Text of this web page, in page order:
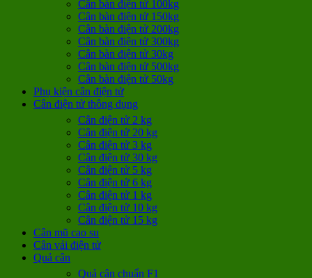
Cân bàn điện tử 100kg
Cân bàn điện tử 150kg
Cân bàn điện tử 200kg
Cân bàn điện tử 300kg
Cân bàn điện tử 30kg
Cân bàn điện tử 500kg
Cân bàn điện tử 50kg
Phụ kiện cân điện tử
Cân điện tử thông dụng
Cân điện tử 2 kg
Cân điện tử 20 kg
Cân điện tử 3 kg
Cân điện tử 30 kg
Cân điện tử 5 kg
Cân điện tử 6 kg
Cân điện tử 1 kg
Cân điện tử 10 kg
Cân điện tử 15 kg
Cân mũ cao su
Cân vải điện tử
Quả cân
Quả cân chuẩn F1